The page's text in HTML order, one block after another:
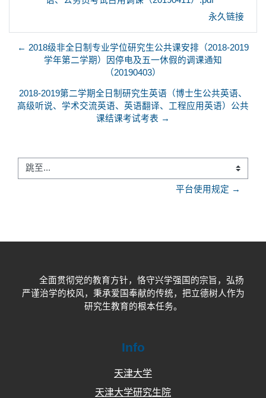
永久链接
← 2018级非全日制专业学位研究生公共课安排（2018-2019
学年第二学期）因停电及五一休假的调课通知
（20190403）
2018-2019第二学期全日制研究生英语（博士生公共英语、
高级听说、学术交流英语、英语翻译、工程应用英语）公共
课结课考试考表 →
跳至...
平台使用规定 →
全面贯彻党的教育方针，恪守兴学强国的宗旨，弘扬
严谨治学的校风，秉承爱国奉献的传统，把立德树人作为
研究生教育的根本任务。
Info
天津大学
天津大学研究生院